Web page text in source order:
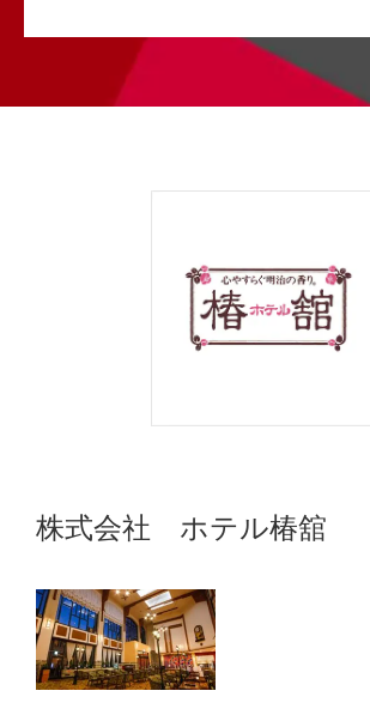
株式会社 ホテル椿舘